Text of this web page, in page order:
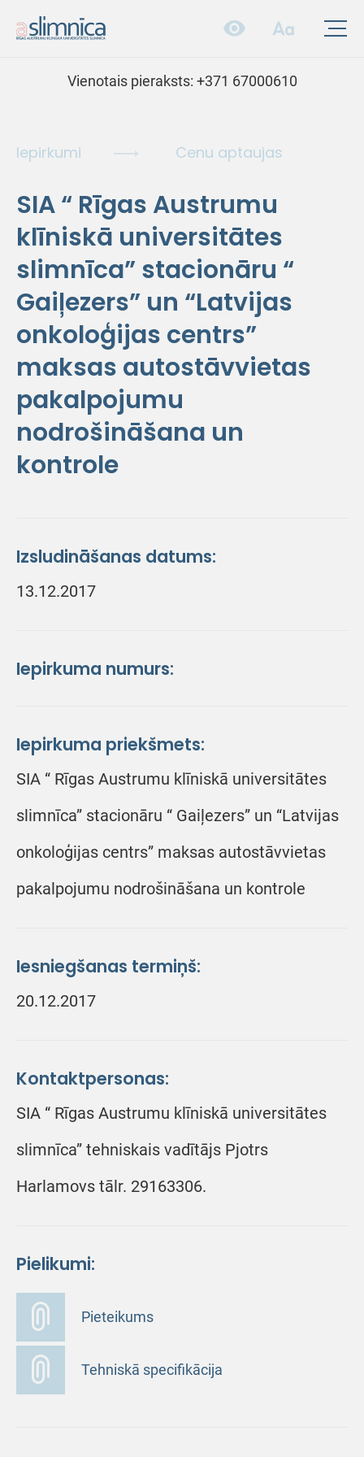
Vienotais pieraksts: +371 67000610
Iepirkumi Cenu aptaujas
SIA “ Rīgas Austrumu
klīniskā universitātes
slimnīca” stacionāru “
Gaiļezers” un “Latvijas
onkoloģijas centrs”
maksas autostāvvietas
pakalpojumu
nodrošināšana un
kontrole
Izsludināšanas datums:
13.12.2017
Iepirkuma numurs:
Iepirkuma priekšmets:
SIA “ Rīgas Austrumu klīniskā universitātes
slimnīca” stacionāru “ Gaiļezers” un “Latvijas
onkoloģijas centrs” maksas autostāvvietas
pakalpojumu nodrošināšana un kontrole
Iesniegšanas termiņš:
20.12.2017
Kontaktpersonas:
SIA “ Rīgas Austrumu klīniskā universitātes
slimnīca” tehniskais vadītājs Pjotrs
Harlamovs tālr. 29163306.
Pielikumi:
Pieteikums
Tehniskā specifikācija